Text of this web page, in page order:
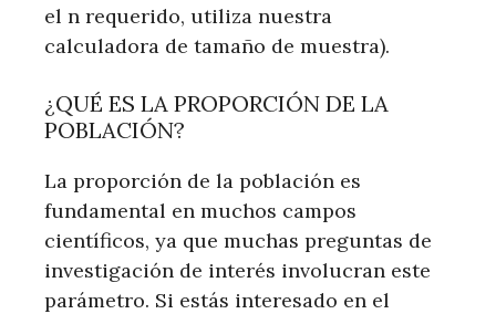
el n requerido, utiliza nuestra
calculadora de tamaño de muestra).
¿QUÉ ES LA PROPORCIÓN DE LA
POBLACIÓN?
La proporción de la población es
fundamental en muchos campos
científicos, ya que muchas preguntas de
investigación de interés involucran este
parámetro. Si estás interesado en el